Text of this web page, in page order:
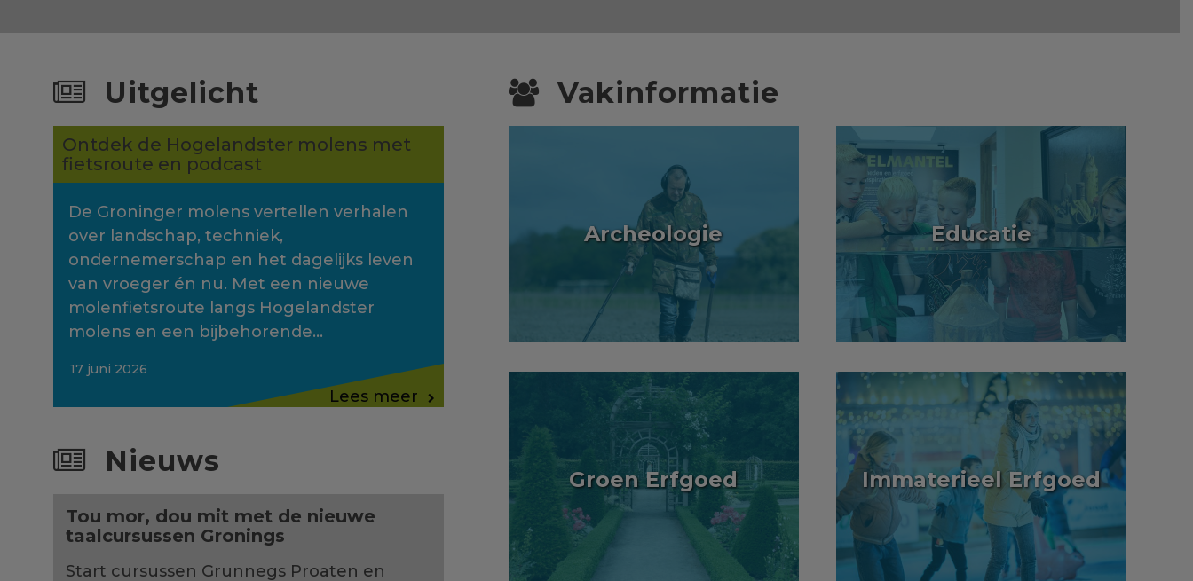
Uitgelicht
Ontdek de Hogelandster molens met
fietsroute en podcast
De Groninger molens vertellen verhalen
over landschap, techniek,
ondernemerschap en het dagelijks leven
van vroeger én nu. Met een nieuwe
molenfietsroute langs Hogelandster
molens en een bijbehorende…
17 juni 2026
Lees meer
Nieuws
Tou mor, dou mit met de nieuwe
taalcursussen Gronings
Start cursussen Grunnegs Proaten en
Vakinformatie
Archeologie Educatie
Groen Erfgoed Immaterieel Erfgoed